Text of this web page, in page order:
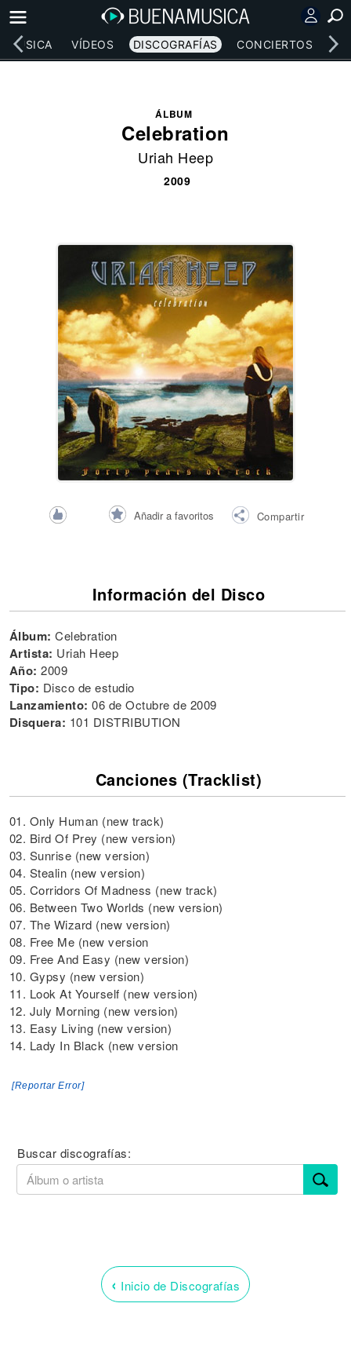
MÚSICA VÍDEOS DISCOGRAFÍAS CONCIERTOS
ÁLBUM
Celebration
Uriah Heep
2009
Añadir a favoritos Compartir
Información del Disco
Álbum: Celebration
Artista: Uriah Heep
Año: 2009
Tipo: Disco de estudio
Lanzamiento: 06 de Octubre de 2009
Disquera: 101 DISTRIBUTION
Canciones (Tracklist)
01. Only Human (new track)
02. Bird Of Prey (new version)
03. Sunrise (new version)
04. Stealin (new version)
05. Corridors Of Madness (new track)
06. Between Two Worlds (new version)
07. The Wizard (new version)
08. Free Me (new version
09. Free And Easy (new version)
10. Gypsy (new version)
11. Look At Yourself (new version)
12. July Morning (new version)
13. Easy Living (new version)
14. Lady In Black (new version
[Reportar Error]
Buscar discografías:
‹ Inicio de Discografías